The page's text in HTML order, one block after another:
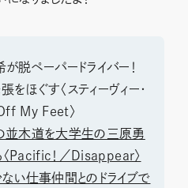
脱ペーパードライバー！
をほぐす〈スティーヴィー・
My Feet〉
並木道を大学生の三原勇
Pacific！／Disappear〉
い仕事仲間とのドライブで